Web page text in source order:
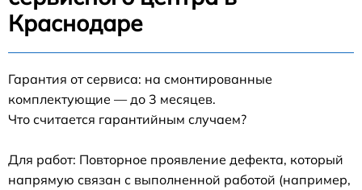
Краснодаре
Гарантия от сервиса: на смонтированные
комплектующие — до 3 месяцев.
Что считается гарантийным случаем?
Для работ: Повторное проявление дефекта, который
напрямую связан с выполненной работой (например,